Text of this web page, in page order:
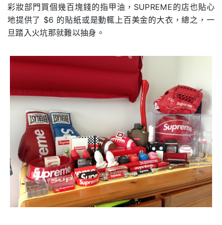
彩妝部門買個幾百塊錢的指甲油，SUPREME的店也貼心
地提供了 $6 的貼紙或是動輒上百美金的大衣，總之，一
旦踏入火坑那就難以抽身。